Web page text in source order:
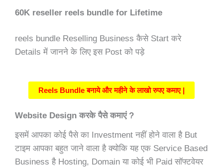
60K reseller reels bundle for Lifetime
reels bundle Reselling Business कैसे Start करे
Details में जानने के लिए इस Post को पड़े
Reels Bundle बनाये और महीने के लाखो रुपए कमाए |
Website Design करके पैसे कमाएं ?
इसमें आपका कोई पैसे का Investment नहीं होने वाला है But
टाइम आपका बहुत जाने वाला है क्योकि यह एक Service Based
Business है Hosting, Domain या कोई भी Paid सॉफ्टवेयर